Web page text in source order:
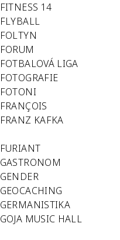
FITNESS 14
FLYBALL
FOLTYN
FORUM
FOTBALOVÁ LIGA
FOTOGRAFIE
FOTONI
FRANÇOIS
FRANZ KAFKA
FURIANT
GASTRONOM
GENDER
GEOCACHING
GERMANISTIKA
GOJA MUSIC HALL